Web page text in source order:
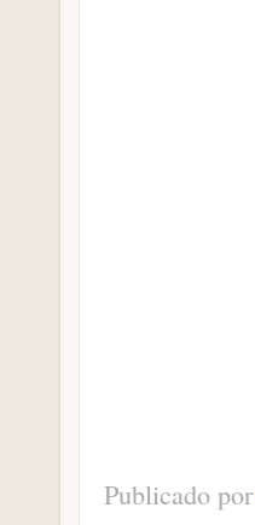
Publicado por